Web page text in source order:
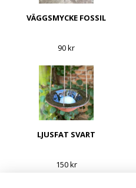
VÄGGSMYCKE FOSSIL
90 kr
LJUSFAT SVART
150 kr